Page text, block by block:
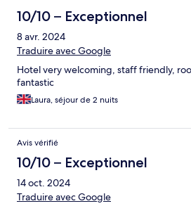
10/10 – Exceptionnel
8 avr. 2024
Traduire avec Google
Hotel very welcoming, staff friendly,
fantastic
Laura, séjour de 2 nuits
Avis vérifié
10/10 – Exceptionnel
14 oct. 2024
Traduire avec Google